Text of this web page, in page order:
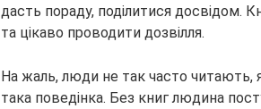
дасть пораду, поділитися досвідом.
та цікаво проводити дозвілля.
На жаль, люди не так часто читають,
така поведінка. Без книг людина